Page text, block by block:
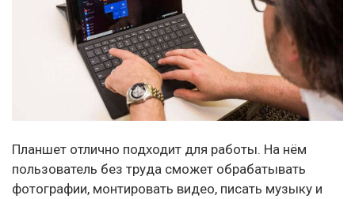
Планшет отлично подходит для работы. На нём
пользователь без труда сможет обрабатывать
фотографии, монтировать видео, писать музыку и